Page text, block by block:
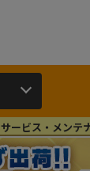
ービス・メンテ